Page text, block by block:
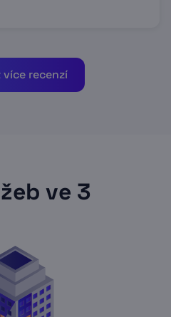
více recenzí
ve 3